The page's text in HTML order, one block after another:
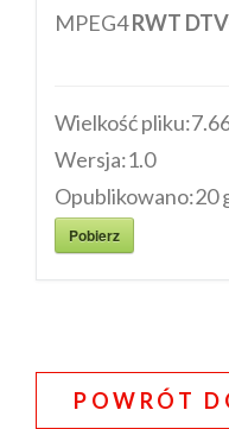
MPEG4RWT
Wielkość pliku:
Wersja:1.0
Opublikowano:20
Pobierz
POWRÓT